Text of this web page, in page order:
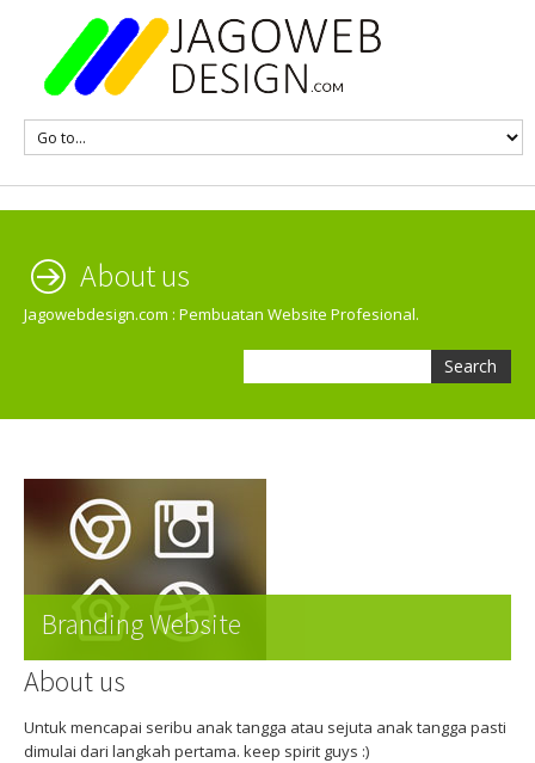
About us
Jagowebdesign.com : Pembuatan Website Profesional.
Search
Branding Website
About us
Untuk mencapai seribu anak tangga atau sejuta anak tangga pasti
dimulai dari langkah pertama. keep spirit guys :)